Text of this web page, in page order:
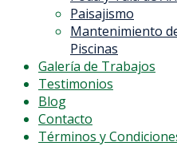
Paisajismo
Mantenimiento
Piscinas
Galería de Trabajos
Testimonios
Blog
Contacto
Términos y